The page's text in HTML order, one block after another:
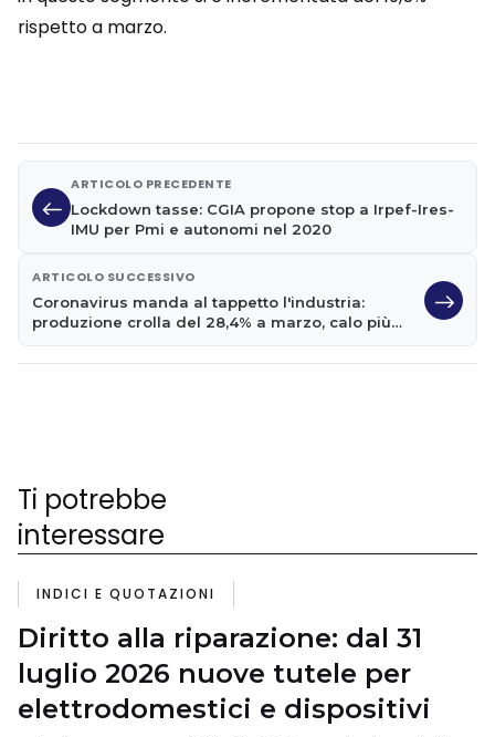
rispetto a marzo.
ARTICOLO PRECEDENTE
Lockdown tasse: CGIA propone stop a Irpef-Ires-
IMU per Pmi e autonomi nel 2020
ARTICOLO SUCCESSIVO
Coronavirus manda al tappetto l'industria:
produzione crolla del 28,4% a marzo, calo più
Ti potrebbe
interessare
INDICI E QUOTAZIONI
Diritto alla riparazione: dal 31
luglio 2026 nuove tutele per
elettrodomestici e dispositivi